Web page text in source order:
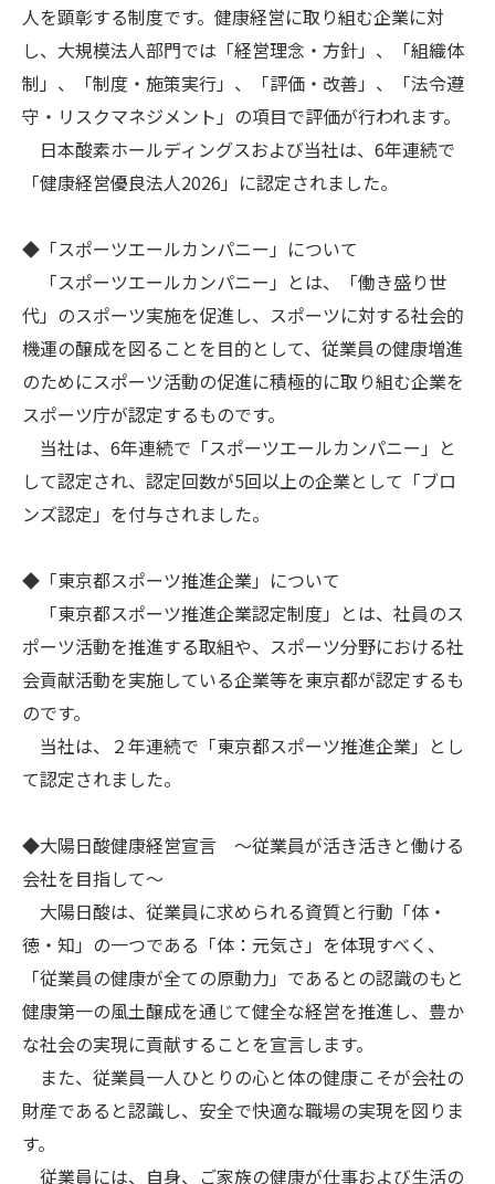
人を顕彰する制度です。健康経営に取り組む企業に対
し、大規模法人部門では「経営理念・方針」、「組織体
制」、「制度・施策実行」、「評価・改善」、「法令遵
守・リスクマネジメント」の項目で評価が行われます。
日本酸素ホールディングスおよび当社は、6年連続で
「健康経営優良法人2026」に認定されました。
◆「スポーツエールカンパニー」について
「スポーツエールカンパニー」とは、「働き盛り世
代」のスポーツ実施を促進し、スポーツに対する社会的
機運の醸成を図ることを目的として、従業員の健康増進
のためにスポーツ活動の促進に積極的に取り組む企業を
スポーツ庁が認定するものです。
当社は、6年連続で「スポーツエールカンパニー」と
して認定され、認定回数が5回以上の企業として「ブロ
ンズ認定」を付与されました。
◆「東京都スポーツ推進企業」について
「東京都スポーツ推進企業認定制度」とは、社員のス
ポーツ活動を推進する取組や、スポーツ分野における社
会貢献活動を実施している企業等を東京都が認定するも
のです。
当社は、２年連続で「東京都スポーツ推進企業」とし
て認定されました。
◆大陽日酸健康経営宣言 ～従業員が活き活きと働ける
会社を目指して～
大陽日酸は、従業員に求められる資質と行動「体・
徳・知」の一つである「体：元気さ」を体現すべく、
「従業員の健康が全ての原動力」であるとの認識のもと
健康第一の風土醸成を通じて健全な経営を推進し、豊か
な社会の実現に貢献することを宣言します。
また、従業員一人ひとりの心と体の健康こそが会社の
財産であると認識し、安全で快適な職場の実現を図りま
す。
従業員には、自身、ご家族の健康が仕事および生活の